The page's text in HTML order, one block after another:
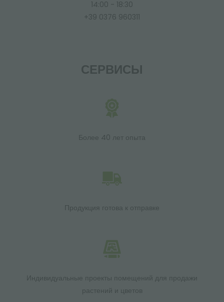
14:00 - 18:30
+39 0376 960311
СЕРВИСЫ
Более 40 лет опыта
Продукция готова к отправке
Индивидуальные проекты помещений для продажи
растений и цветов